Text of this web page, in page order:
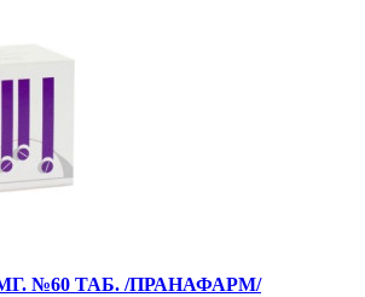
№60 ТАБ. /ПРАНАФАРМ/